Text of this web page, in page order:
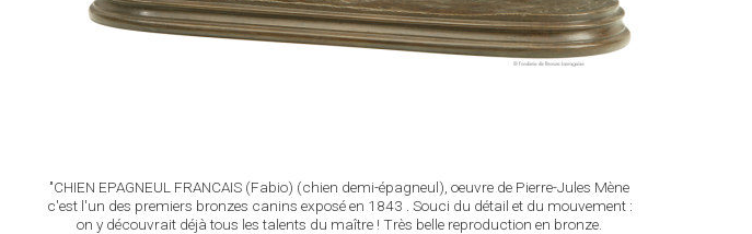
"CHIEN EPAGNEUL FRANCAIS (Fabio) (chien demi-épagneul), oeuvre de Pierre-Jules Mène
c'est l'un des premiers bronzes canins exposé en 1843 . Souci du détail et du mouvement :
on y découvrait déjà tous les talents du maître ! Très belle reproduction en bronze.